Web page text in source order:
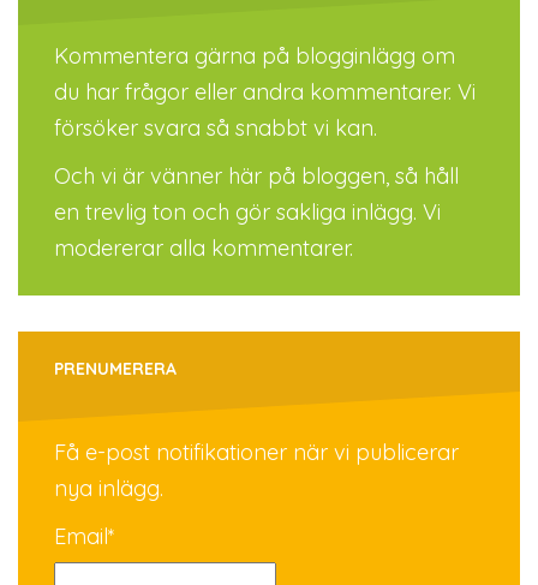
Kommentera gärna på blogginlägg om
du har frågor eller andra kommentarer. Vi
försöker svara så snabbt vi kan.
Och vi är vänner här på bloggen, så håll
en trevlig ton och gör sakliga inlägg. Vi
modererar alla kommentarer.
PRENUMERERA
Få e-post notifikationer när vi publicerar
nya inlägg.
Email*